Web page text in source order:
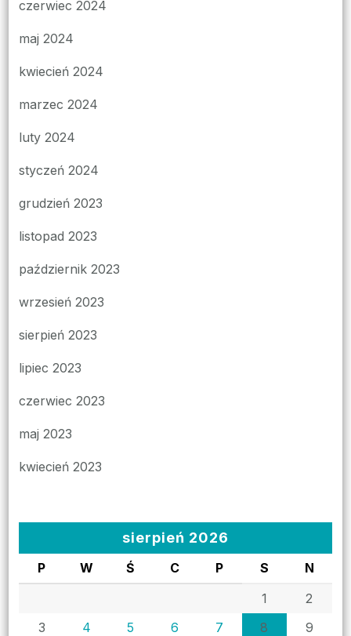
czerwiec 2024
maj 2024
kwiecień 2024
marzec 2024
luty 2024
styczeń 2024
grudzień 2023
listopad 2023
październik 2023
wrzesień 2023
sierpień 2023
lipiec 2023
czerwiec 2023
maj 2023
kwiecień 2023
sierpień 2026
P W Ś C P S
N
1
2
3
4 5 6 7 8
9